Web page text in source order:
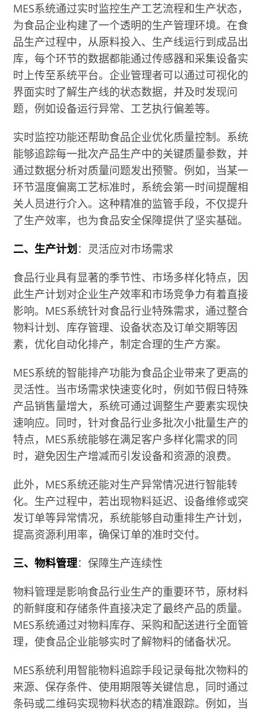
MES系统通过实时监控生产工艺流程和生产状态，
为食品企业构建了一个透明的生产管理环境。在食
品生产过程中，从原料投入、生产线运行到成品出
库，每个环节的数据都能通过传感器和采集设备实
时上传至系统平台。企业管理者可以通过可视化的
界面实时了解生产线的状态数据，并及时发现问
题，例如设备运行异常、工艺执行偏差等。
实时监控功能还帮助食品企业优化质量控制。系统
能够追踪每一批次产品生产中的关键质量参数，并
通过数据分析对质量问题发出预警。例如，当某一
环节温度偏离工艺标准时，系统会第一时间提醒相
关人员进行介入。这种精准的监管手段，不仅提升
了生产效率，也为食品安全保障提供了坚实基础。
二、生产计划 ：灵活应对市场需求
食品行业具有显著的季节性、市场多样化特点，因
此生产计划对企业生产效率和市场竞争力有着直接
影响。MES系统针对食品行业特殊需求，通过整合
物料计划、库存管理、设备状态及订单交期等因
素，优化自动化排产，制定合理的生产方案。
MES系统的智能排产功能为食品企业带来了更高的
灵活性。当市场需求快速变化时，例如节假日特殊
产品销售量增大，系统可通过调整生产要素实现快
速响应。同时，针对食品行业多批次小批量生产的
特点，MES系统能够在满足客户多样化需求的同
时，避免因生产增减而引发设备和资源的浪费。
此外，MES系统还能对生产异常情况进行智能转
化。生产过程中，若出现物料延迟、设备维修或突
发订单等异常情况，系统能够自动重排生产计划，
提高资源利用率，确保订单的准时交付。
三、物料管理：保障生产连续性
物料管理是影响食品行业生产的重要环节，原材料
的新鲜度和存储条件直接决定了最终产品的质量。
MES系统通过对物料库存、采购和配送进行全面管
理，使食品企业能够实时了解物料的储备状况。
MES系统利用智能物料追踪手段记录每批次物料的
来源、保存条件、使用期限等关键信息，同时通过
条码或二维码实现物料状态的精准跟踪。例如，当